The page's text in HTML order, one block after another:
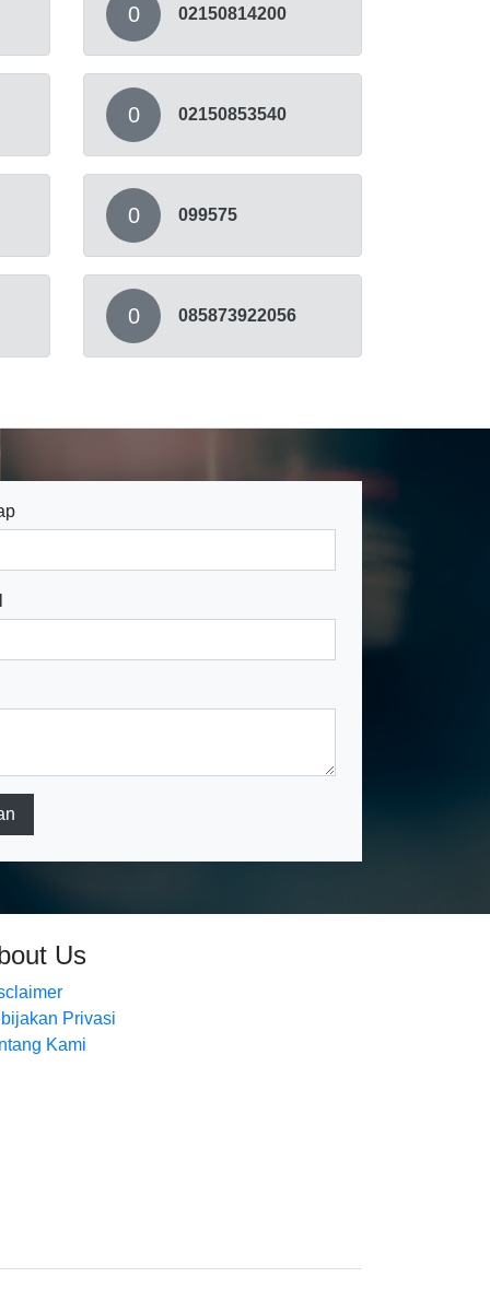
0 02150814200
0 02150853540
0 099575
0 085873922056
Us
Privasi
Kami